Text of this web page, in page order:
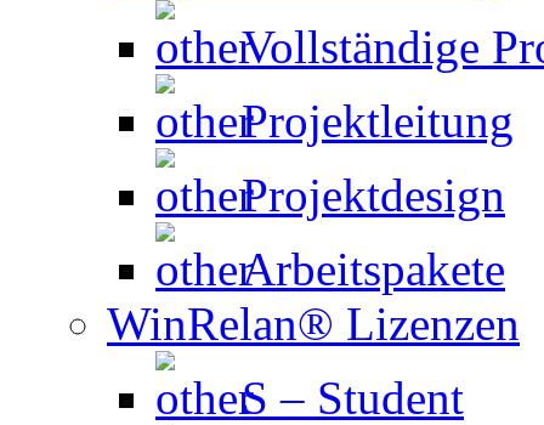
Vollständige
Projektleitung
Projektdesign
Arbeitspakete
WinRelan® Lizenzen
S – Student